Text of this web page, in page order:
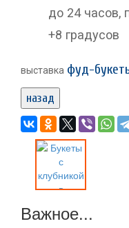
до 24 часов,
+8 градусов
выставка фуд-
назад
Важное...